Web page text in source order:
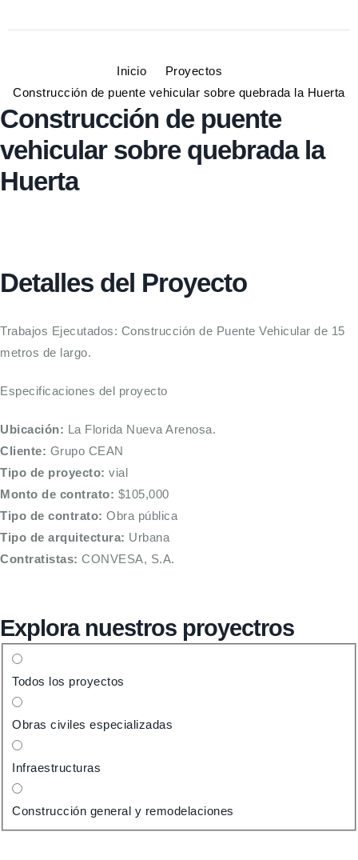
Inicio
Proyectos
Construcción de puente vehicular sobre quebrada la Huerta
Construcción de puente
vehicular sobre quebrada la
Huerta
Detalles del Proyecto
Trabajos Ejecutados: Construcción de Puente Vehicular de 15
metros de largo.
Especificaciones del proyecto
Ubicación: La Florida Nueva Arenosa.
Cliente: Grupo CEAN
Tipo de proyecto: vial
Monto de contrato: $105,000
Tipo de contrato: Obra pública
Tipo de arquitectura: Urbana
Contratistas: CONVESA, S.A.
Explora nuestros proyectros
Todos los proyectos
Obras civiles especializadas
Infraestructuras
Construcción general y remodelaciones